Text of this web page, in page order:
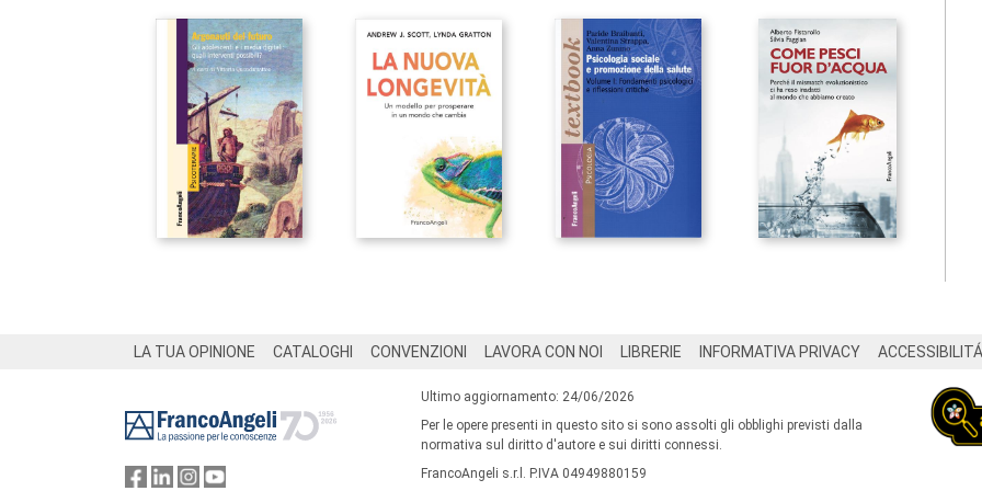
LA TUA OPINIONE CATALOGHI CONVENZIONI LAVORA CON NOI LIBRERIE INFORMATIVA PRIVACY ACCESSIBILITÁ
Ultimo aggiornamento: 24/06/2026
Per le opere presenti in questo sito si sono assolti gli obblighi previsti dalla
normativa sul diritto d'autore e sui diritti connessi.
FrancoAngeli s.r.l. P.IVA 04949880159